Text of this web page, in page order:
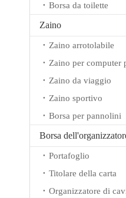
Borsa da toilette
Zaino
Zaino arrotolabile
Zaino per computer
Zaino da viaggio
Zaino sportivo
Borsa per pannolini
Borsa
Portafoglio
Titolare della carta
Organizzatore di